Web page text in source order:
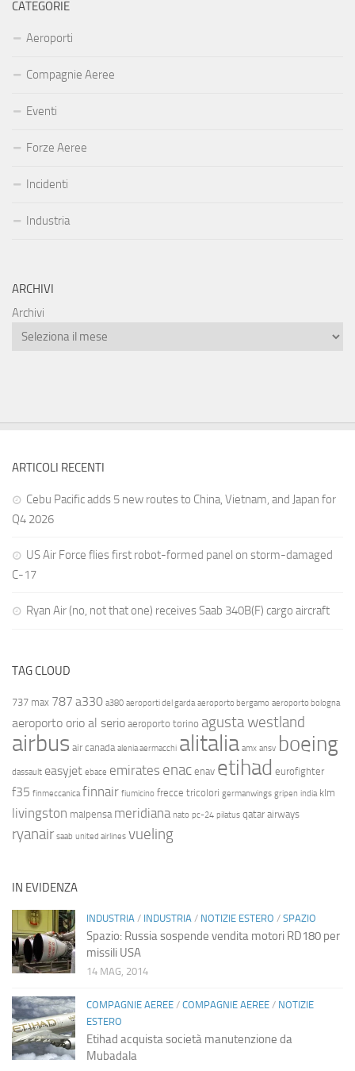
CATEGORIE
Aeroporti
Compagnie Aeree
Eventi
Forze Aeree
Incidenti
Industria
ARCHIVI
Archivi
ARTICOLI RECENTI
Cebu Pacific adds 5 new routes to China, Vietnam, and Japan for
Q4 2026
US Air Force flies first robot-formed panel on storm-damaged
C-17
Ryan Air (no, not that one) receives Saab 340B(F) cargo aircraft
TAG CLOUD
737 max 787 a330 a380 aeroporti del garda aeroporto bergamo aeroporto bologna
aeroporto orio al serio aeroporto torino agusta westland
airbus air canada alenia aermacchi alitalia amx ansv boeing
dassault easyjet ebace emirates enac enav etihad eurofighter
f35 finmeccanica finnair fiumicino frecce tricolori germanwings gripen india klm
livingston malpensa meridiana nato pc-24 pilatus qatar airways
ryanair saab united airlines vueling
IN EVIDENZA
INDUSTRIA / INDUSTRIA / NOTIZIE ESTERO / SPAZIO
Spazio: Russia sospende vendita motori RD180 per
missili USA
14 MAG, 2014
COMPAGNIE AEREE / COMPAGNIE AEREE / NOTIZIE
ESTERO
Etihad acquista società manutenzione da
Mubadala